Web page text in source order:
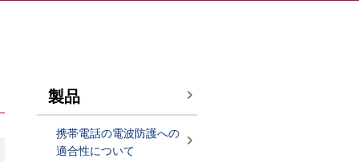
製品
携帯電話の電波防護への
適合性について